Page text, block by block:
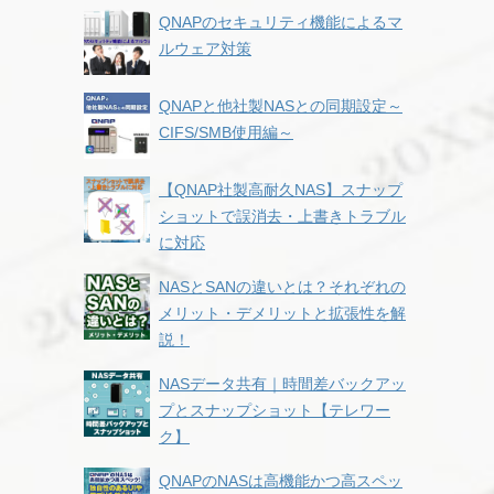
QNAPのセキュリティ機能によるマ
ルウェア対策
QNAPと他社製NASとの同期設定～
CIFS/SMB使用編～
【QNAP社製高耐久NAS】スナップ
ショットで誤消去・上書きトラブル
に対応
NASとSANの違いとは？それぞれの
メリット・デメリットと拡張性を解
説！
NASデータ共有｜時間差バックアッ
プとスナップショット【テレワー
ク】
QNAPのNASは高機能かつ高スペッ